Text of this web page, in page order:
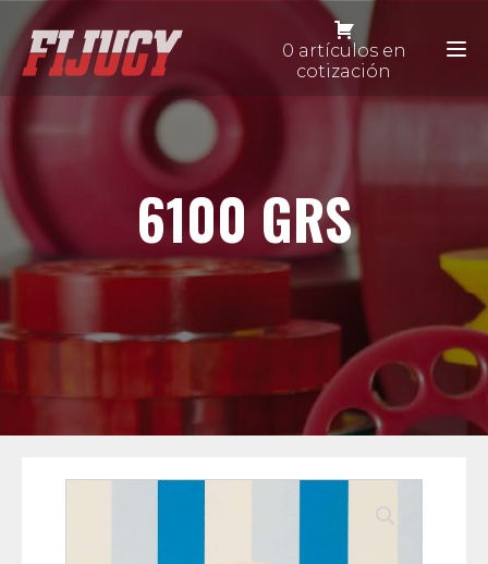
0 artículos en
cotización
6100 GRS